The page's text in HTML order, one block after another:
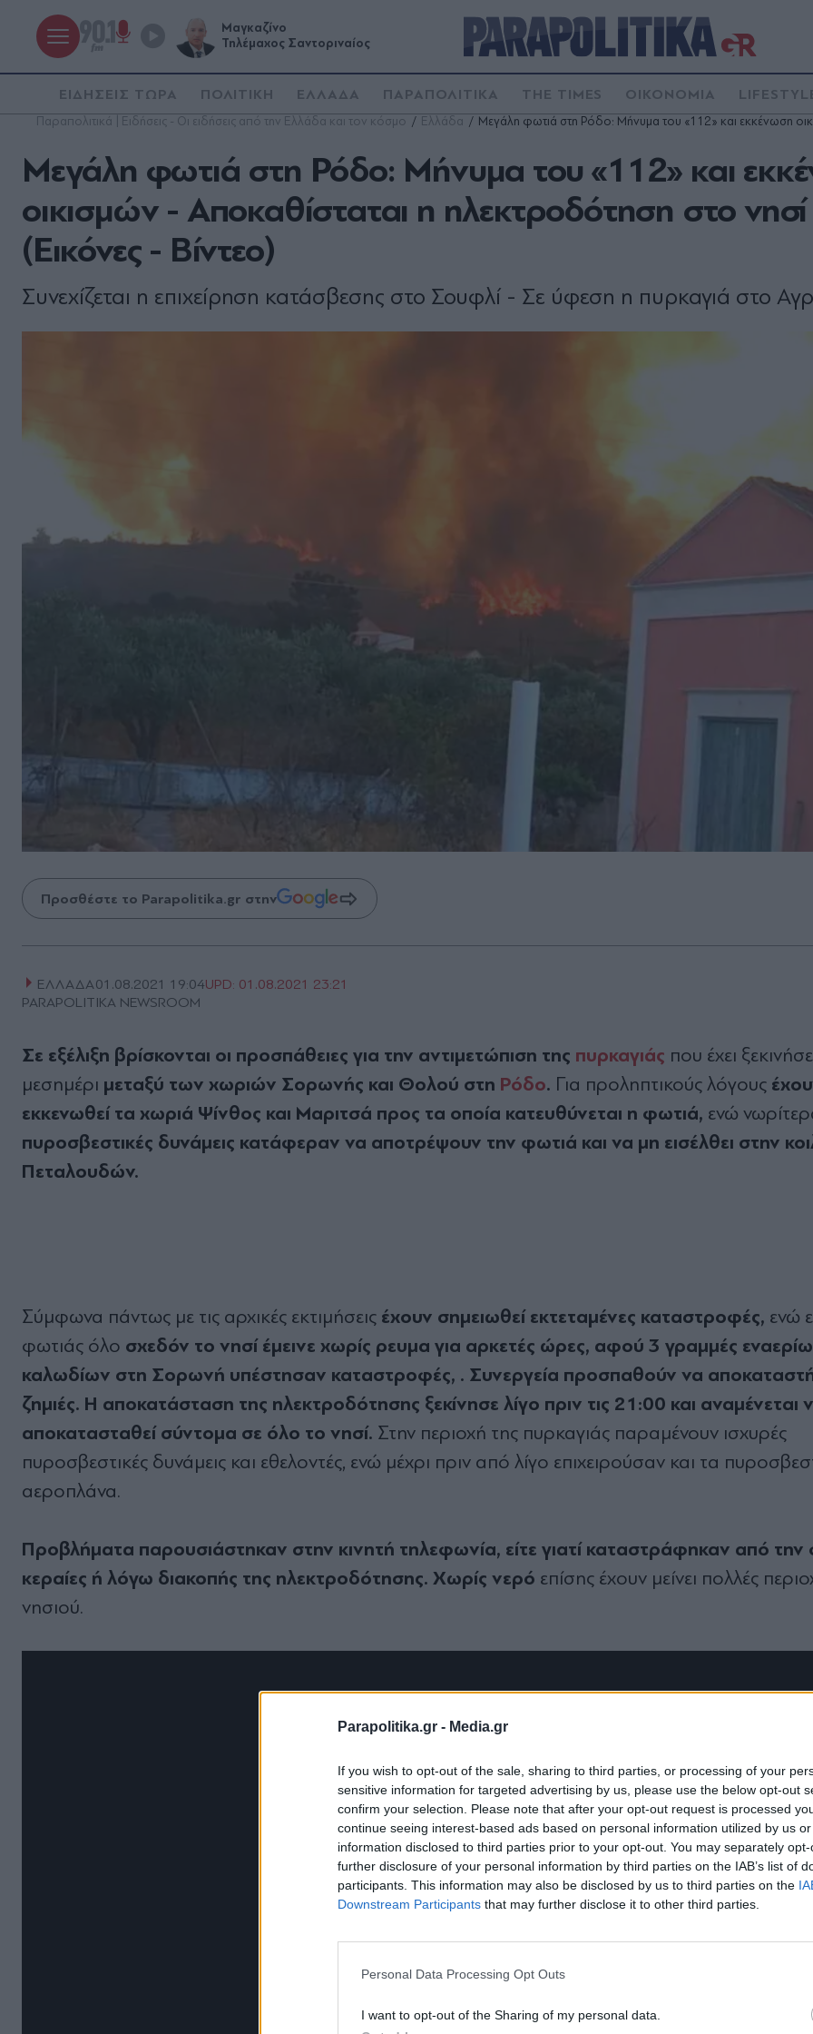
Parapolitika.gr - Media.gr
If you wish to opt-out of the sale, sharing to third parties, or processing of your
sensitive information for targeted advertising by us, please use the below opt-out
confirm your selection. Please note that after your opt-out request is processed
continue seeing interest-based ads based on personal information utilized by us
information disclosed to third parties prior to your opt-out. You may separately
further disclosure of your personal information by third parties on the IAB’s list of
participants. This information may also be disclosed by us to third parties on the
Downstream Participants that may further disclose it to other third parties.
Personal Data Processing Opt Outs
I want to opt-out of the Sharing of my personal data.
Μαγκαζίνο
Τηλέμαχος Σαντοριναίος
ΕΙΔΗΣΕΙΣ ΤΩΡΑ ΠΟΛΙΤΙΚΗ ΕΛΛΑΔΑ ΠΑΡΑΠΟΛΙΤΙΚΑ THE TIMES ΟΙΚΟΝΟΜΙΑ
Παραπολιτικά | Ειδήσεις - Οι ειδήσεις από την Ελλάδα και τον κόσμο Ελλάδα Μεγάλη φωτιά στη Ρόδο: Μήνυμα του «112» και εκκένωση
Μεγάλη φωτιά στη Ρόδο: Μήνυμα του «112» και
οικισμών - Αποκαθίσταται η ηλεκτροδότηση στο νησί
(Εικόνες - Βίντεο)
Συνεχίζεται η επιχείρηση κατάσβεσης στο Σουφλί - Σε ύφεση η πυρκαγιά στο
Προσθέστε το Parapolitika.gr στην
ΕΛΛΑΔΑ01.08.2021 19:04UPD: 01.08.2021 23:21
PARAPOLITIKA NEWSROOM
Σε εξέλιξη βρίσκονται οι προσπάθειες για την αντιμετώπιση της πυρκαγιάς που έχει
μεσημέρι μεταξύ των χωριών Σορωνής και Θολού στη Ρόδο. Για προληπτικούς λόγους
εκκενωθεί τα χωριά Ψίνθος και Μαριτσά προς τα οποία κατευθύνεται η φωτιά, ενώ
πυροσβεστικές δυνάμεις κατάφεραν να αποτρέψουν την φωτιά και να μη εισέλθει στην
Πεταλουδών.
Σύμφωνα πάντως με τις αρχικές εκτιμήσεις έχουν σημειωθεί εκτεταμένες καταστροφές, ενώ
φωτιάς όλο σχεδόν το νησί έμεινε χωρίς ρευμα για αρκετές ώρες, αφού 3 γραμμές
καλωδίων στη Σορωνή υπέστησαν καταστροφές, . Συνεργεία προσπαθούν να
ζημιές. Η αποκατάσταση της ηλεκτροδότησης ξεκίνησε λίγο πριν τις 21:00 και αναμένεται
αποκατασταθεί σύντομα σε όλο το νησί. Στην περιοχή της πυρκαγιάς παραμένουν ισχυρές
πυροσβεστικές δυνάμεις και εθελοντές, ενώ μέχρι πριν από λίγο επιχειρούσαν και τα
αεροπλάνα.
Προβλήματα παρουσιάστηκαν στην κινητή τηλεφωνία, είτε γιατί καταστράφηκαν από
κεραίες ή λόγω διακοπής της ηλεκτροδότησης. Χωρίς νερό επίσης έχουν μείνει πολλές
νησιού.
newsletter